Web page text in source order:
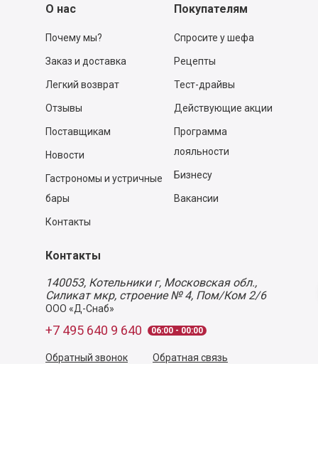
О нас
Почему мы?
Заказ и доставка
Легкий возврат
Отзывы
Поставщикам
Новости
Гастрономы и устричные
бары
Контакты
Покупателям
Спросите у шефа
Рецепты
Тест-драйвы
Действующие акции
Программа
лояльности
Бизнесу
Вакансии
Контакты
140053, Котельники г, Московская обл.,
Силикат мкр, строение № 4, Пом/Ком 2/6
ООО «Д-Снаб»
+7 495 640 9 640 06:00 - 00:00
Обратный звонок Обратная связь